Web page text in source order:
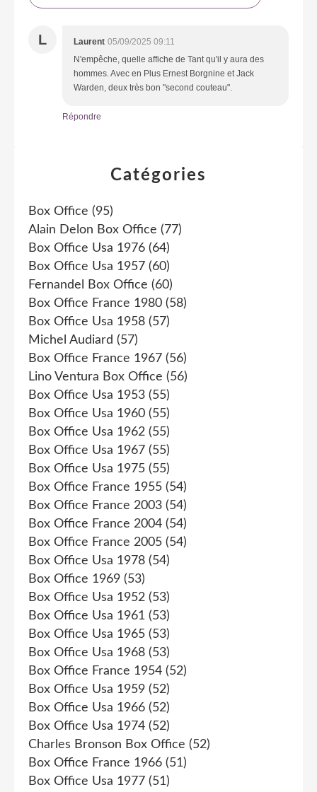
L Laurent 05/09/2025 09:11
N'empêche, quelle affiche de Tant qu'il y aura des
hommes. Avec en Plus Ernest Borgnine et Jack
Warden, deux très bon "second couteau".
Répondre
Catégories
Box Office (95)
Alain Delon Box Office (77)
Box Office Usa 1976 (64)
Box Office Usa 1957 (60)
Fernandel Box Office (60)
Box Office France 1980 (58)
Box Office Usa 1958 (57)
Michel Audiard (57)
Box Office France 1967 (56)
Lino Ventura Box Office (56)
Box Office Usa 1953 (55)
Box Office Usa 1960 (55)
Box Office Usa 1962 (55)
Box Office Usa 1967 (55)
Box Office Usa 1975 (55)
Box Office France 1955 (54)
Box Office France 2003 (54)
Box Office France 2004 (54)
Box Office France 2005 (54)
Box Office Usa 1978 (54)
Box Office 1969 (53)
Box Office Usa 1952 (53)
Box Office Usa 1961 (53)
Box Office Usa 1965 (53)
Box Office Usa 1968 (53)
Box Office France 1954 (52)
Box Office Usa 1959 (52)
Box Office Usa 1966 (52)
Box Office Usa 1974 (52)
Charles Bronson Box Office (52)
Box Office France 1966 (51)
Box Office Usa 1977 (51)